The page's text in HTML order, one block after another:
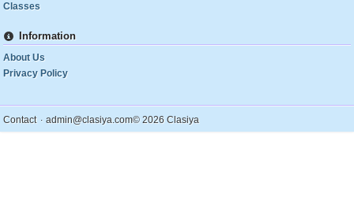
Classes
Information
About Us
Privacy Policy
Contact . admin@clasiya.com© 2026 Clasiya